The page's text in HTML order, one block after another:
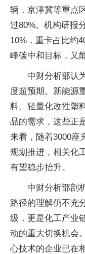
辆，京津冀等重点
过80%。机构研报
10%，重卡占比约
峰碳中和目标，又
中财分析部认
度超预期。新能源
料、轻量化改性塑
品的需求，这些正
来看，随着3000座
规划推进，相关化
有望稳步抬升。
中财分析部剖
路径的理解仍不充
级，更是化工产业
动的重大切换机会
心技术的企业已在